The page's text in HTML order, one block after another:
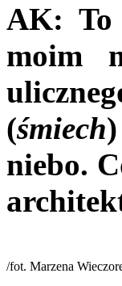
AK: To
moim
(śmiech
niebo.
/fot. Marzena